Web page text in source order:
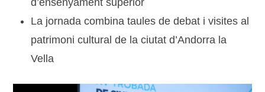
d’ensenyament superior
La jornada combina taules de debat i visites al
patrimoni cultural de la ciutat d’Andorra la
Vella